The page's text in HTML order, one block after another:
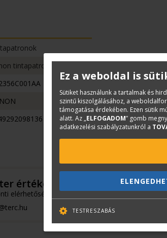
tintapatronok
értékesítés
elérhetőségek
Ez a weboldal is
Sütiket használunk a tartalmak és
szintű kiszolgálásához, a
támogatása érdekében. Ezen sütik
alatt. Az „ELFOGADOM” gomb
adatkezelési szabályzatunkról a
TESTRESZABÁS